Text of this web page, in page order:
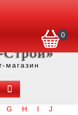
0
Строй»
магазин
G H I
J